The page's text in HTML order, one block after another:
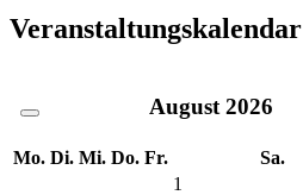
Veranstaltungskalendar
August 2026
Mo. Di. Mi. Do. Fr. Sa.
1